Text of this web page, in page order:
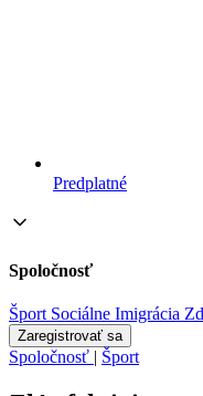
Predplatné
Spoločnosť
Šport Sociálne Imigrácia
Zaregistrovať sa
Spoločnosť | Šport